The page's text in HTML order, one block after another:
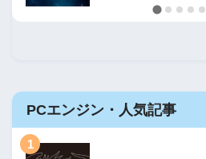
PCエンジン・人気記事
1